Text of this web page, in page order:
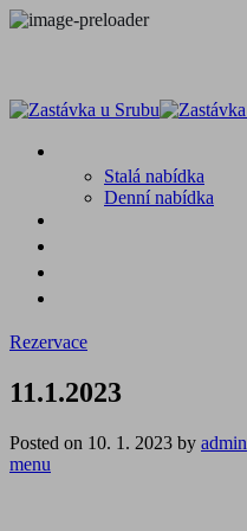
Stalá nabídka
Denní nabídka
Rezervace
11.1.2023
Posted on 10. 1. 2023 by admin
menu